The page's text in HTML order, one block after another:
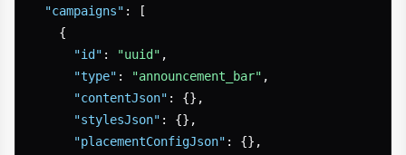
"campaigns" :
[
{
"id" : "uuid" ,
"type" : "announcement_bar" ,
"contentJson" : {} ,
"stylesJson" : {} ,
"placementConfigJson" : {} ,